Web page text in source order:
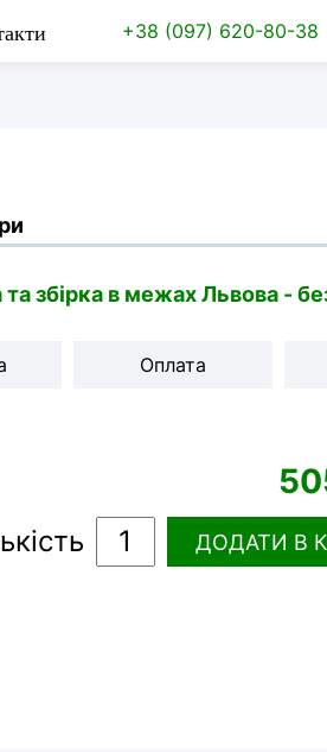
+38 (097) 620-80-38
збірка в межах Львова -
Оплата
ДОДАТИ В